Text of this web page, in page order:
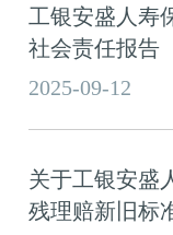
工银安盛人寿
社会责任报告
2025-09-12
关于工银安盛
残理赔新旧标